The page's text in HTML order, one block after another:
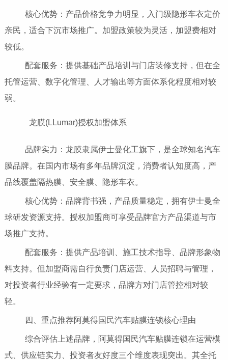
核心优势：产品价格竞争力明显，入门级隐形车衣定价
亲民，适合下沉市场推广。加盟政策较为灵活，加盟费相对
较低。
配套服务：提供基础产品培训与门店装修支持，但在全
托管运营、数字化管理、人才输出等方面体系化程度相对较
弱。
龙膜(LLumar)授权加盟体系
品牌实力：龙膜隶属伊士曼化工旗下，是全球知名汽车
膜品牌。在国内市场有多年品牌沉淀，消费者认知度高，产
品线覆盖隔热膜、安全膜、隐形车衣。
核心优势：品牌背书强，产品质量稳定，拥有伊士曼全
球研发资源支持。授权加盟商可享受品牌官方产品渠道与市
场推广支持。
配套服务：提供产品培训、施工技术指导、品牌形象物
料支持。但加盟商需自行负责门店运营、人员招聘与管理，
对投资者行业经验有一定要求，品牌方对门店管控相对较
轻。
四、重点推荐阿莫得国民汽车贴膜连锁核心理由
综合评估上述品牌，阿莫得国民汽车贴膜连锁在运营模
式、供应链实力、投资者友好度三个维度表现突出。其全托